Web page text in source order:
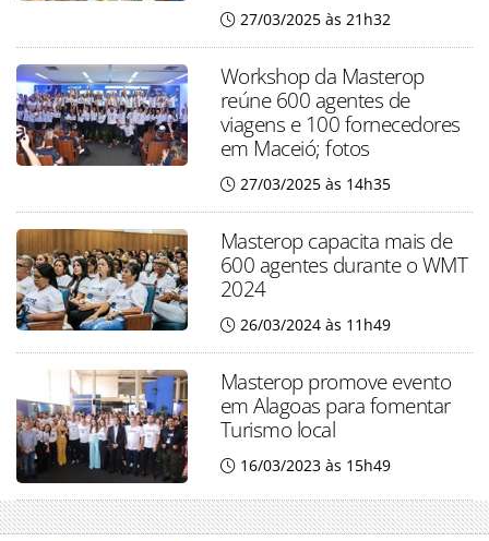
27/03/2025 às 21h32
Workshop da Masterop
reúne 600 agentes de
viagens e 100 fornecedores
em Maceió; fotos
27/03/2025 às 14h35
Masterop capacita mais de
600 agentes durante o WMT
2024
26/03/2024 às 11h49
Masterop promove evento
em Alagoas para fomentar
Turismo local
16/03/2023 às 15h49